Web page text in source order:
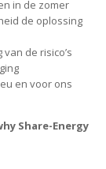
in de zomer
de oplossing
de risico’s
en voor ons
Share-Energy